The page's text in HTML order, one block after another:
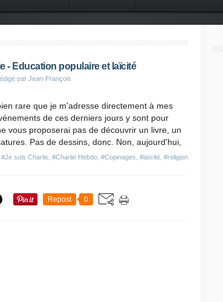
- Education populaire et laïcité
par Jean-François
#Je suis Charlie #Charlie Hebdo #Copinages #laïcité #religion
rare que je m'adresse directement à mes
de ces derniers jours y sont pour
vous proposerai pas de découvrir un livre, un
Pas de dessins, donc. Non, aujourd'hui,
Repost 0